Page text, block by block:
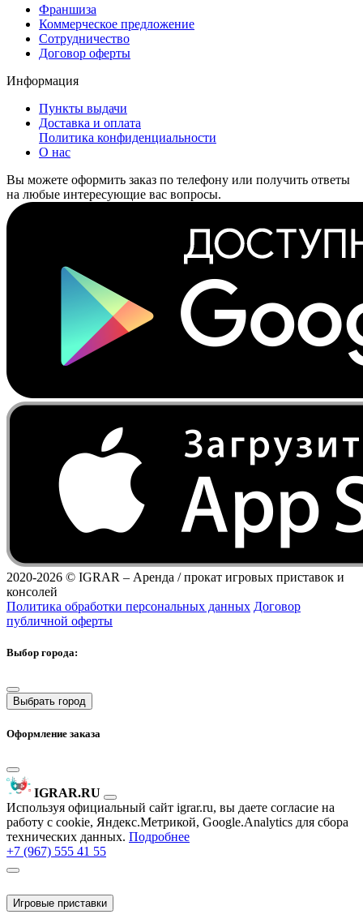
Франшиза
Коммерческое предложение
Сотрудничество
Договор оферты
Информация
Пункты выдачи
Доставка и оплата
Политика конфиденциальности
О нас
Вы можете оформить заказ по телефону или получить ответы
на любые интересующие вас вопросы.
2020-2026 © IGRAR – Аренда / прокат игровых приставок и
консолей
Политика обработки персональных данных Договор
публичной оферты
Выбор города:
Выбрать город
Оформление заказа
IGRAR.RU
Используя официальный сайт igrar.ru, вы даете согласие на
работу с cookie, Яндекс.Метрикой, Google.Analytics для сбора
технических данных. Подробнее
+7 (967) 555 41 55
Игровые приставки